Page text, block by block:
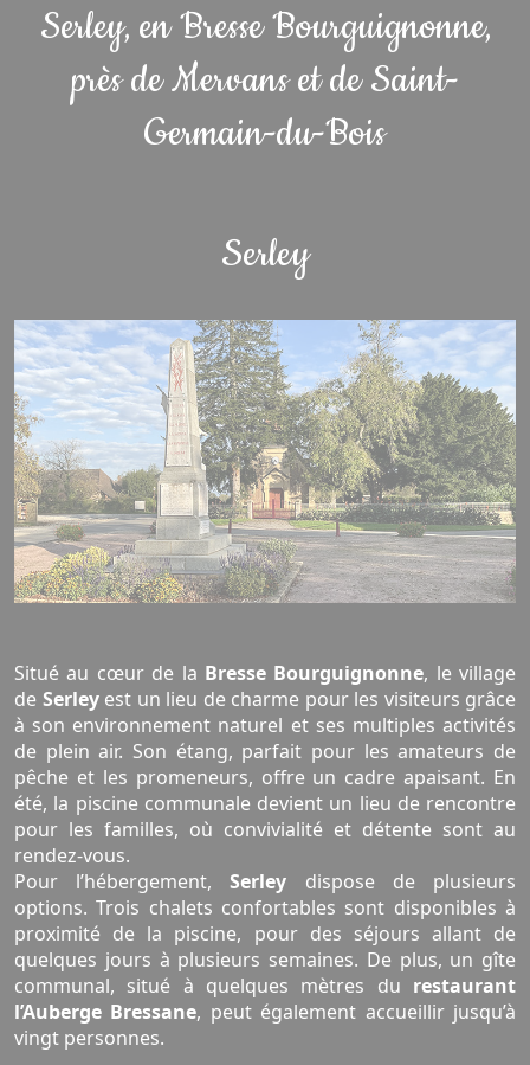
Serley, en Bresse Bourguignonne,
près de Mervans et de Saint-
Germain-du-Bois
Serley
Situé au cœur de la Bresse Bourguignonne, le village
de Serleyest un lieu de charme pour les visiteurs grâce
à son environnement naturel et ses multiples activités
de plein air. Son étang, parfait pour les amateurs de
pêche et les promeneurs, offre un cadre apaisant. En
été, la piscine communale devient un lieu de rencontre
pour les familles, où convivialité et détente sont au
rendez-vous.
Pour l’hébergement,Serley dispose de plusieurs
options. Trois chalets confortables sont disponibles à
proximité de la piscine, pour des séjours allant de
quelques jours à plusieurs semaines. De plus, un gîte
communal, situé à quelques mètres du restaurant
l’Auberge Bressane, peut également accueillir jusqu’à
vingt personnes.